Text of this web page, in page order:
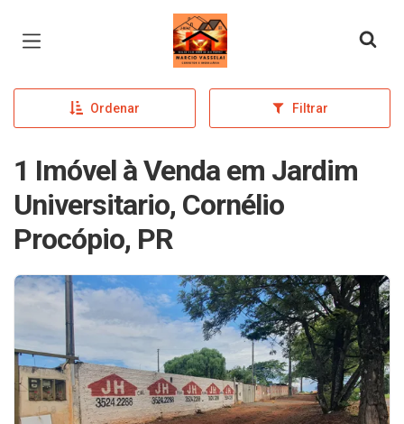
Página inicial
Ordenar Filtrar
1 Imóvel à Venda em Jardim
Universitario, Cornélio
Procópio, PR